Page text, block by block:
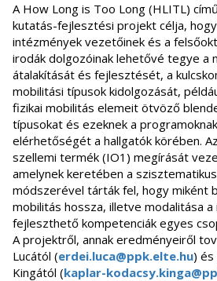
A How Long is Too Long (HLITL)
kutatás-fejlesztési projekt célja,
intézmények vezetőinek és a
irodák dolgozóinak lehetővé tegye a
átalakítását és fejlesztését, a
mobilitási típusok kidolgozását,
fizikai mobilitás elemeit ötvöző
típusokat és ezeknek a
elérhetőségét a hallgatók körében.
szellemi termék (IO1) megírását
amelynek keretében a
módszerével tárták fel, hogy miként
mobilitás hossza, illetve modalitása
fejleszthető kompetenciák egyes
A projektről, annak eredményeiről
Lucától (erdei.luca@ppk.elte.hu) és
Kingától (kaplar-